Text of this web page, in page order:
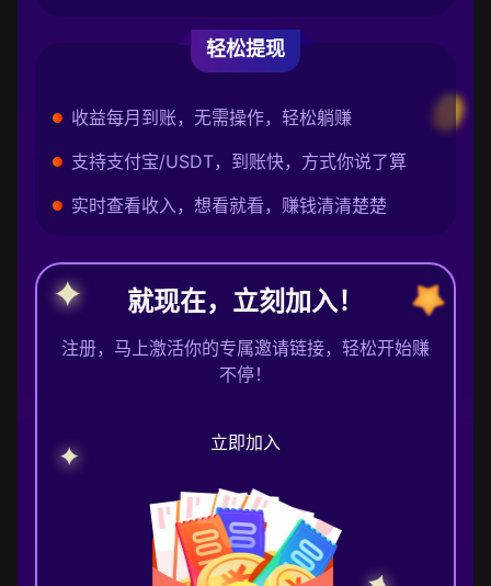
轻松提现
收益每月到账，无需操作，轻松躺赚
支持支付宝/USDT，到账快，方式你说了算
实时查看收入，想看就看，赚钱清清楚楚
就现在，立刻加入！
注册，马上激活你的专属邀请链接，轻松开始赚
不停！
立即加入